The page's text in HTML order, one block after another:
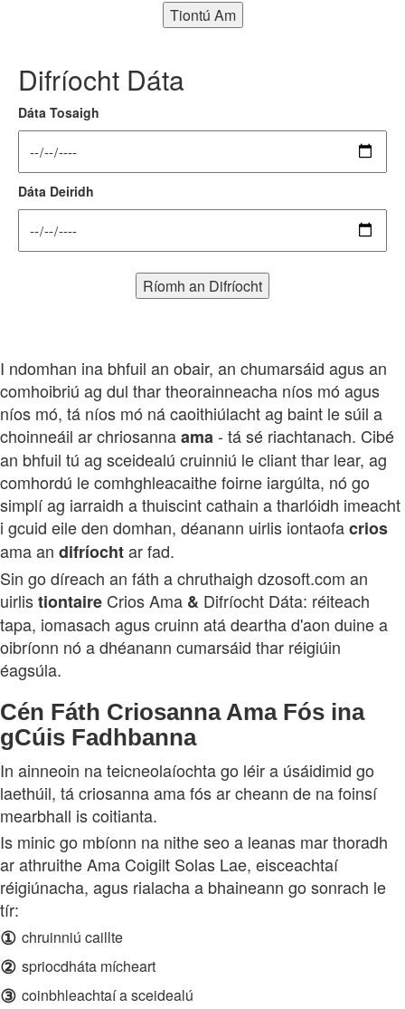
Tiontú Am
Difríocht Dáta
Dáta Tosaigh
Dáta Deiridh
Ríomh an Difríocht
I ndomhan ina bhfuil an obair, an chumarsáid agus an
comhoibriú ag dul thar theorainneacha níos mó agus
níos mó, tá níos mó ná caoithiúlacht ag baint le súil a
choinneáil ar chriosannaama- tá sé riachtanach. Cibé
an bhfuil tú ag sceidealú cruinniú le cliant thar lear, ag
comhordú le comhghleacaithe foirne iargúlta, nó go
simplí ag iarraidh a thuiscint cathain a tharlóidh imeacht
i gcuid eile den domhan, déanann uirlis iontaofacrios
ama an difríochtar fad.
Sin go díreach an fáth a chruthaigh dzosoft.com an
uirlistiontaire Crios Ama & Difríocht Dáta: réiteach
tapa, iomasach agus cruinn atá deartha d'aon duine a
oibríonn nó a dhéanann cumarsáid thar réigiúin
éagsúla.
Cén Fáth Criosanna Ama Fós ina
gCúis Fadhbanna
In ainneoin na teicneolaíochta go léir a úsáidimid go
laethúil, tá criosanna ama fós ar cheann de na foinsí
mearbhall is coitianta.
Is minic go mbíonn na nithe seo a leanas mar thoradh
ar athruithe Ama Coigilt Solas Lae, eisceachtaí
réigiúnacha, agus rialacha a bhaineann go sonrach le
tír:
① chruinniú caillte
② spriocdháta mícheart
③ coinbhleachtaí a sceidealú